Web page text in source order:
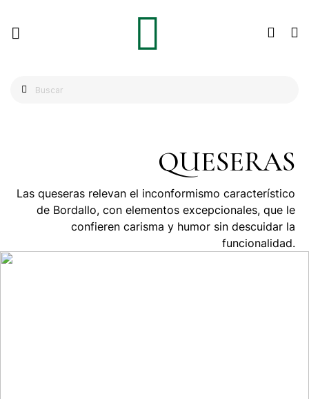
QUESERAS
Las queseras relevan el inconformismo característico
de Bordallo, con elementos excepcionales, que le
confieren carisma y humor sin descuidar la
funcionalidad.